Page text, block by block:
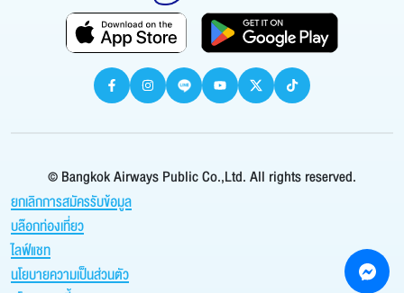
© Bangkok Airways Public Co.,Ltd. All rights reserved.
ยกเลิกการสมัครรับข้อมูล
บล๊อกท่องเที่ยว
ไลฟ์แชท
นโยบายความเป็นส่วนตัว